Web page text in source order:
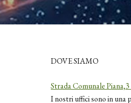
DOVE SIAMO
Strada Comunale
I nostri uffici sono in una